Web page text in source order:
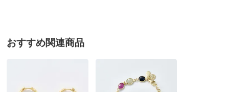
サイズ表記について（ジュエリー）
おすすめ関連商品